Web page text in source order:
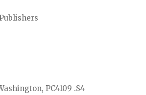
PC4109 .S4